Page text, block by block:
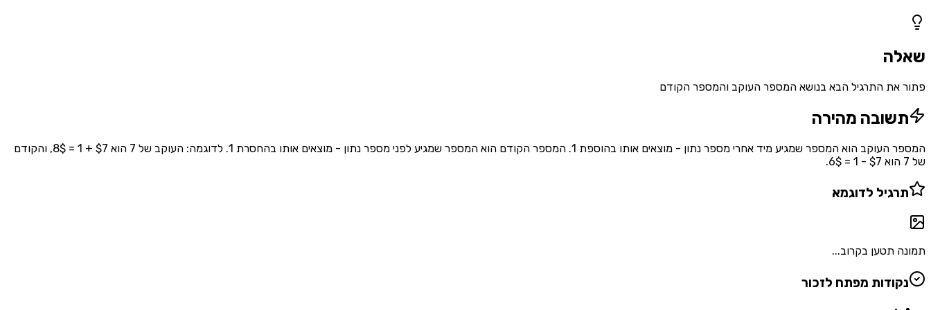
שאלה
פתור את התרגיל הבא בנושא המספר העוקב והמספר הקודם
תשובה מהירה
המספר העוקב הוא המספר שמגיע מיד אחרי מספר נתון - מוצאים אותו בהוספת 1. המספר הקודם הוא המספר שמגיע לפני מספר נתון - מוצאים אותו בהחסרת 1. לדוגמה: העוקב של 7 הוא $7 + 1 = 8$, והקודם
של 7 הוא $7 - 1 = 6$.
תרגיל לדוגמא
תמונה תטען בקרוב...
נקודות מפתח לזכור